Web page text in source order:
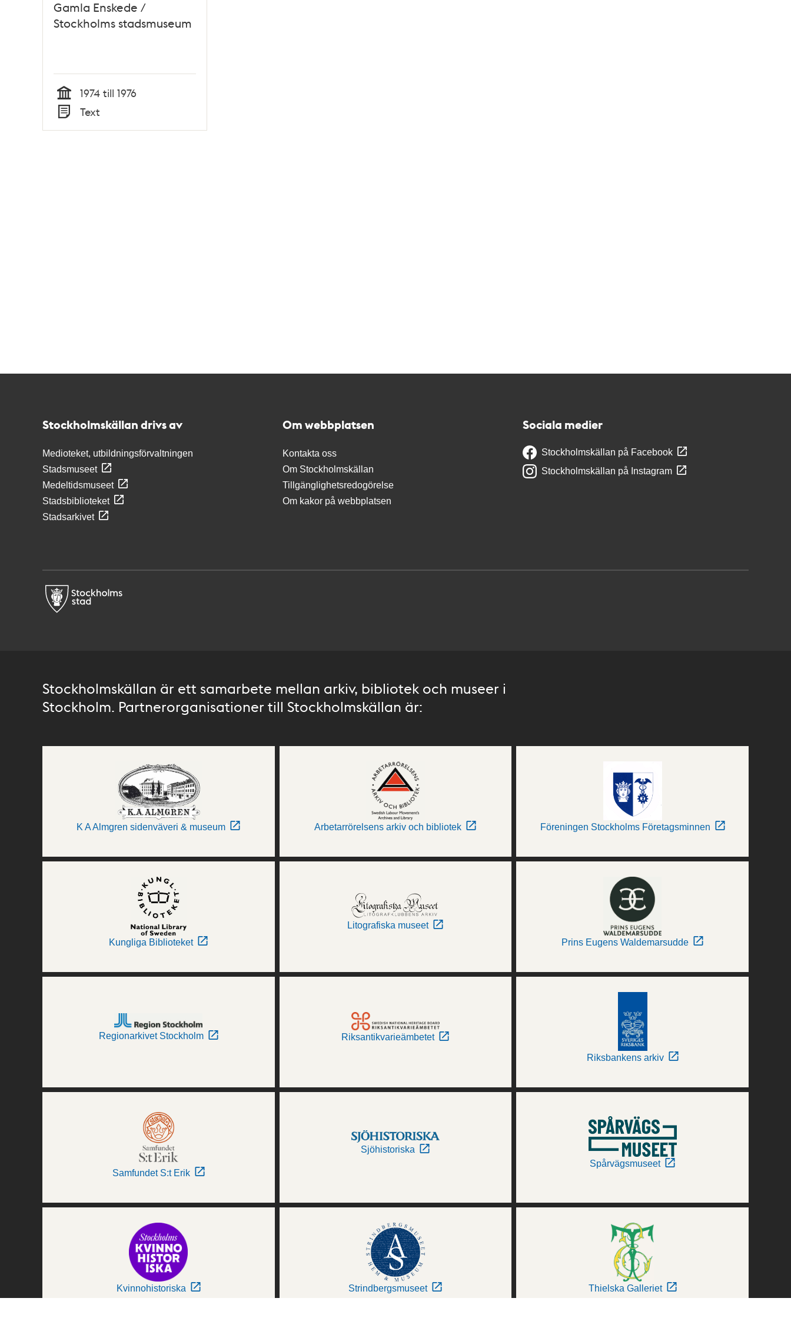
Gamla Enskede /
Stockholms stadsmuseum
Tid
1974 till 1976
Typ
Text
Stockholmskällan drivs av
Medioteket, utbildningsförvaltningen
Stadsmuseet
Medeltidsmuseet
Stadsbiblioteket
Stadsarkivet
Om webbplatsen
Kontakta oss
Om Stockholmskällan
Tillgänglighetsredogörelse
Om kakor på webbplatsen
Sociala medier
Stockholmskällan på Facebook
Stockholmskällan på Instagram
Stockholmskällan är ett samarbete mellan arkiv, bibliotek och museer i
Stockholm. Partnerorganisationer till Stockholmskällan är:
K A Almgren sidenväveri & museum Arbetarrörelsens arkiv och bibliotek Föreningen Stockholms Företagsminnen
Kungliga Biblioteket
Litografiska museet
Prins Eugens Waldemarsudde
Regionarkivet Stockholm Riksantikvarieämbetet
Riksbankens arkiv
Samfundet S:t Erik
Sjöhistoriska
Spårvägsmuseet
Kvinnohistoriska Strindbergsmuseet Thielska Galleriet